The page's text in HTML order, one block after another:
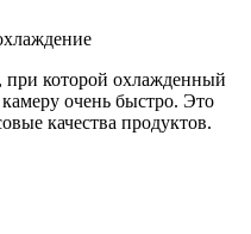
которой охлажденный
очень быстро. Это
качества продуктов.